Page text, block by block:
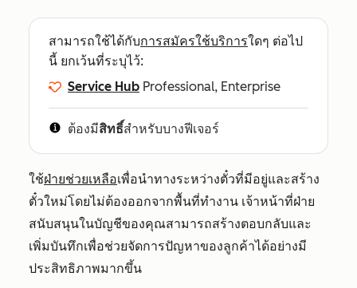
สามารถใช้ได้กับการสมัครใช้บริการใดๆ ต่อไป
นี้ ยกเว้นที่ระบุไว้:
Service Hub Professional, Enterprise
ต้องมีสิทธิ์สำหรับบางฟีเจอร์
ใช้ฝ่ายช่วยเหลือเพื่อนำทางระหว่างตั๋วที่มีอยู่และสร้าง
ตั๋วใหม่โดยไม่ต้องออกจากพื้นที่ทำงาน เจ้าหน้าที่ฝ่าย
สนับสนุนในบัญชีของคุณสามารถสร้างตอบกลับและ
เพิ่มบันทึกเพื่อช่วยจัดการปัญหาของลูกค้าได้อย่างมี
ประสิทธิภาพมากขึ้น